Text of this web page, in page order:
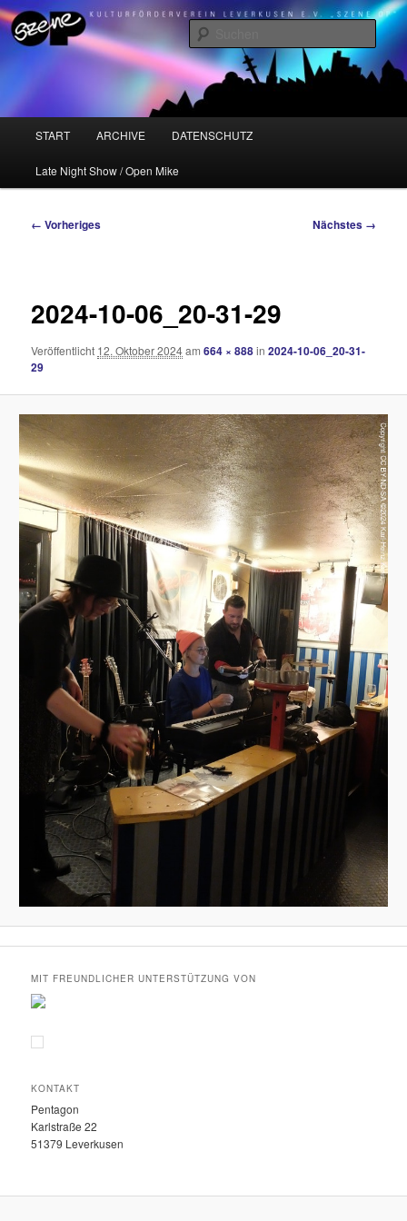
Zum
primären
Inhalt
Szene OP
Kulturförderverein Leverkusen e.V. "Szene OP"
START ARCHIVE DATENSCHUTZ
Late Night Show / Open Mike
Bilder-
← Vorheriges Nächstes →
2024-10-06_20-31-29
Veröffentlicht 12. Oktober 2024am664 × 888in2024-10-06_20-31-
29
MIT FREUNDLICHER UNTERSTÜTZUNG VON
KONTAKT
Pentagon
Karlstraße 22
51379 Leverkusen